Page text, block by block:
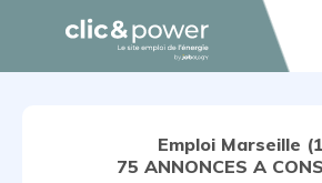
Emploi Marseille
75 ANNONCES A